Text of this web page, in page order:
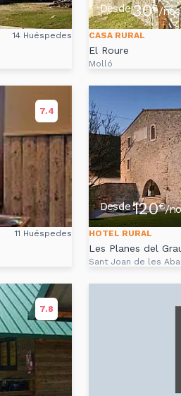
14 Huéspedes
Desde30€/
CASA RURAL
El Roure
Molló
7.4
11 Huéspedes
Desde120€/
HOTEL RURAL
Les Planes del
Sant Joan de les
7.8